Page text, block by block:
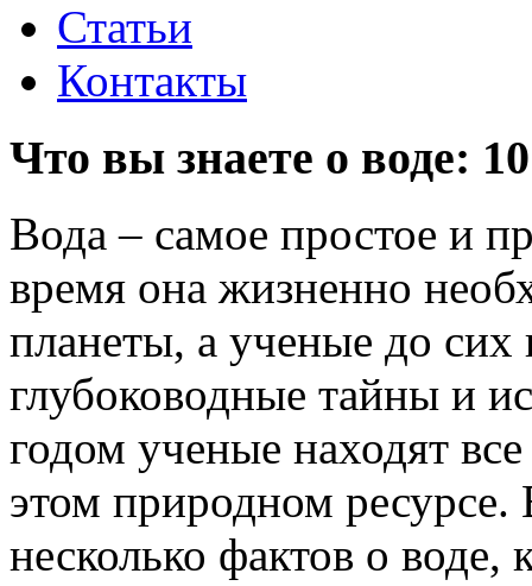
Статьи
Контакты
Что вы знаете о воде:
Вода– самое простое и
время она жизненно
планеты, а ученые до сих
глубоководные тайны и
годом ученые находят
этом природном ресурсе.
несколько фактов о